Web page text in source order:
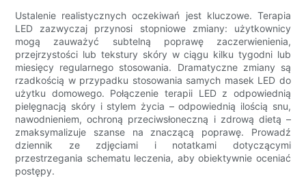
Ustalenie realistycznych oczekiwań jest kluczowe. Terapia
LED zazwyczaj przynosi stopniowe zmiany: użytkownicy
mogą zauważyć subtelną poprawę zaczerwienienia,
przejrzystości lub tekstury skóry w ciągu kilku tygodni lub
miesięcy regularnego stosowania. Dramatyczne zmiany są
rzadkością w przypadku stosowania samych masek LED do
użytku domowego. Połączenie terapii LED z odpowiednią
pielęgnacją skóry i stylem życia – odpowiednią ilością snu,
nawodnieniem, ochroną przeciwsłoneczną i zdrową dietą –
zmaksymalizuje szanse na znaczącą poprawę. Prowadź
dziennik ze zdjęciami i notatkami dotyczącymi
przestrzegania schematu leczenia, aby obiektywnie oceniać
postępy.